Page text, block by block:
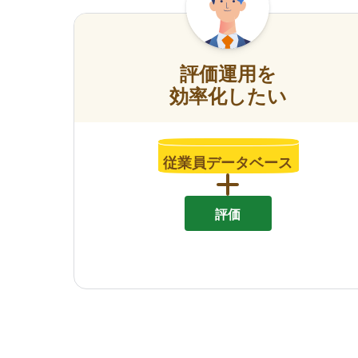
評価運用を
効率化したい
従業員データベース
評価